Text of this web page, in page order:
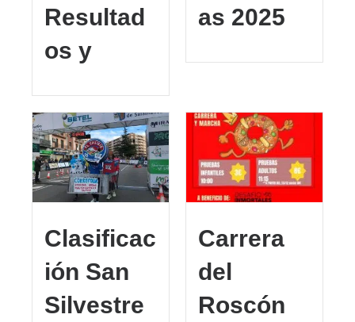
Resultad
os y
as 2025
Clasificac
ión San
Silvestre
Carrera
del
Roscón